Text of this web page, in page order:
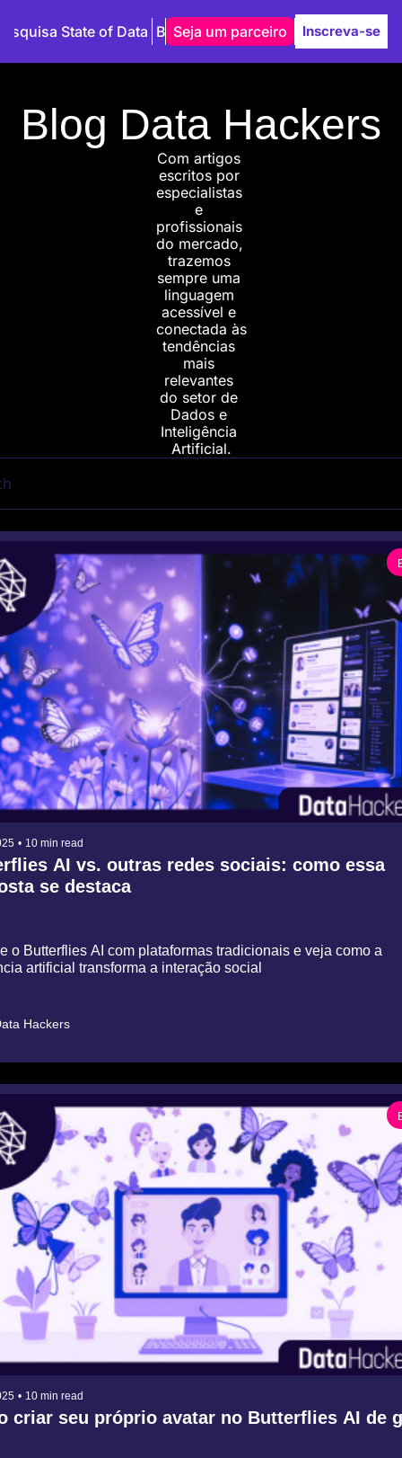
State of Data Blog Autores
Seja um parceiro Inscreva-se
Blog Data Hackers
Com artigos
escritos por
especialistas
e
profissionais
do mercado,
trazemos
sempre uma
linguagem
acessível e
conectada às
tendências
mais
relevantes
do setor de
Dados e
Inteligência
Artificial.
• 10 min read
AI vs. outras redes sociais: como essa
se destaca
o Butterflies AI com plataformas tradicionais e veja como a
artificial transforma a interação social
Hackers
• 10 min read
criar seu próprio avatar no Butterflies AI de